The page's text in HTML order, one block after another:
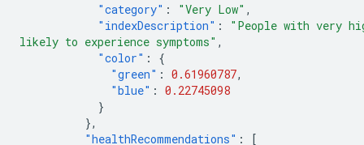
"category" : "Very Low" ,
"indexDescription" :
"People with very
likely to experience symptoms" ,
"color" :
{
"green" : 0.61960787,
"blue" : 0.22745098
}
},
"healthRecommendations" :
[